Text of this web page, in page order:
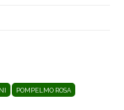
POMPELMO ROSA